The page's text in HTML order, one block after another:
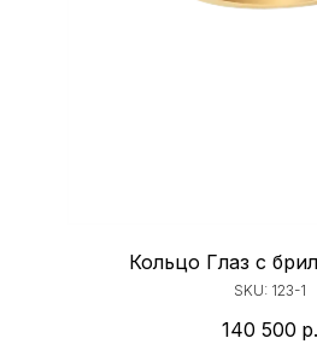
Кольцо Глаз с
SKU: 123-1
140 500 р.